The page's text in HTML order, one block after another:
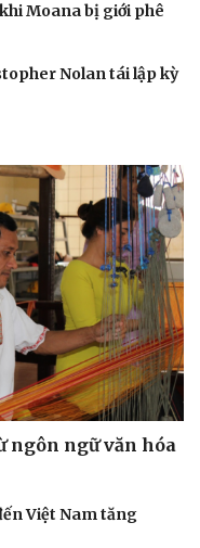
Moana bị giới phê
Nolan tái lập kỳ
ngôn ngữ văn hóa
Việt Nam tăng